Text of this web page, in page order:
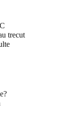
trecut